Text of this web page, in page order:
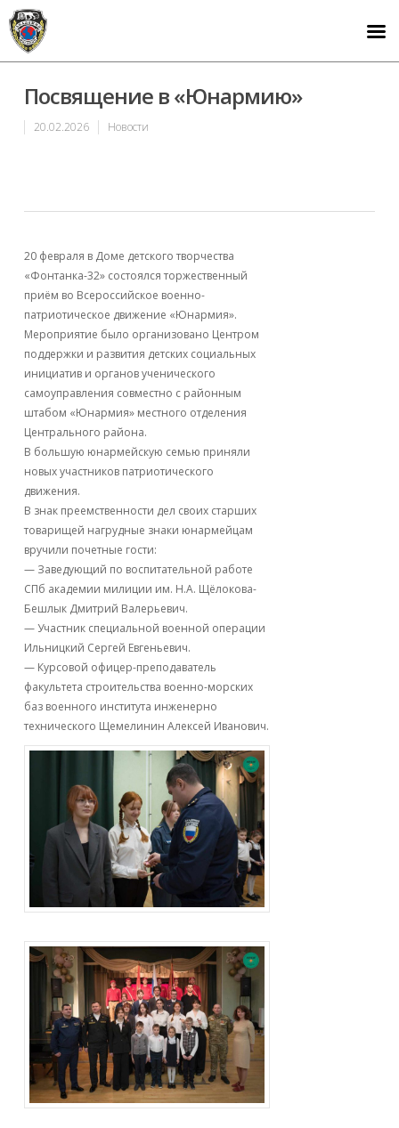
Посвящение в «Юнармию»
20.02.2026 Новости
20 февраля в Доме детского творчества
«Фонтанка-32» состоялся торжественный
приём во Всероссийское военно-
патриотическое движение «Юнармия».
Мероприятие было организовано Центром
поддержки и развития детских социальных
инициатив и органов ученического
самоуправления совместно с районным
штабом «Юнармия» местного отделения
Центрального района.
В большую юнармейскую семью приняли
новых участников патриотического
движения.
В знак преемственности дел своих старших
товарищей нагрудные знаки юнармейцам
вручили почетные гости:
— Заведующий по воспитательной работе
СПб академии милиции им. Н.А. Щёлокова-
Бешлык Дмитрий Валерьевич.
— Участник специальной военной операции
Ильницкий Сергей Евгеньевич.
— Курсовой офицер-преподаватель
факультета строительства военно-морских
баз военного института инженерно
технического Щемелинин Алексей Иванович.